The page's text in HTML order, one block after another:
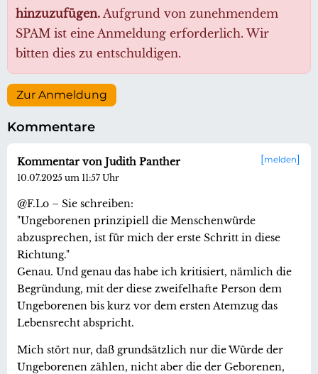
hinzuzufügen. Aufgrund von zunehmendem
SPAM ist eine Anmeldung erforderlich. Wir
bitten dies zu entschuldigen.
Zur Anmeldung
Kommentare
melden
Kommentar von Judith Panther
10.07.2025 um 11:57 Uhr
@F.Lo – Sie schreiben:
"Ungeborenen prinzipiell die Menschenwürde
abzusprechen, ist für mich der erste Schritt in diese
Richtung."
Genau. Und genau das habe ich kritisiert, nämlich die
Begründung, mit der diese zweifelhafte Person dem
Ungeborenen bis kurz vor dem ersten Atemzug das
Lebensrecht abspricht.
Mich stört nur, daß grundsätzlich nur die Würde der
Ungeborenen zählen, nicht aber die der Geborenen,